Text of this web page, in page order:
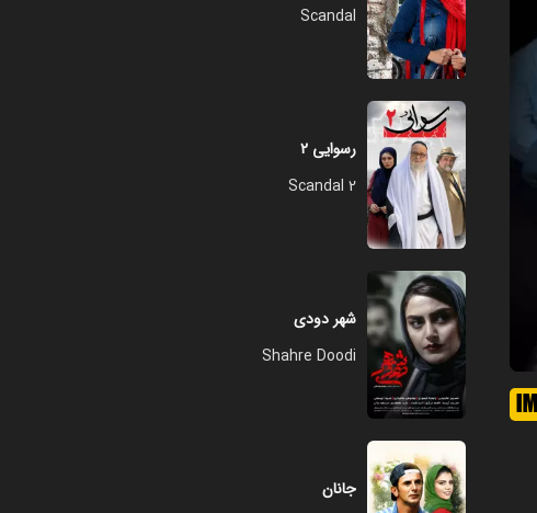
Scandal
رسوایی ۲
Scandal 2
شهر دودی
Shahre Doodi
جانان